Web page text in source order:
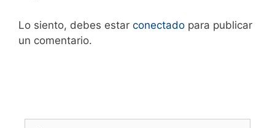
Lo siento, debes estar conectado para publicar
un comentario.